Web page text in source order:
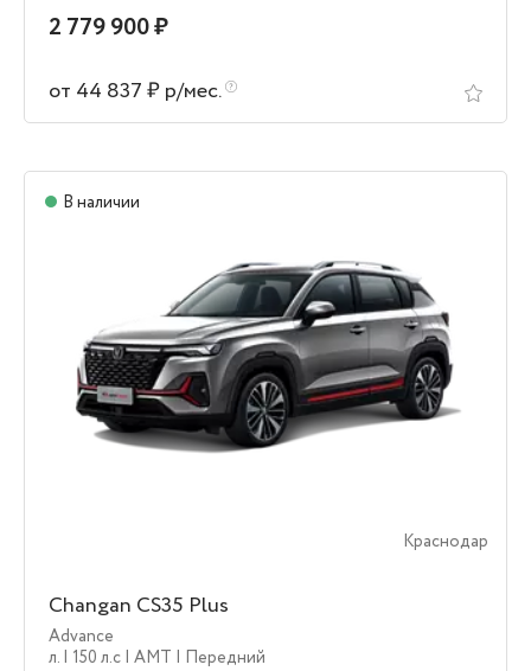
2 779 900 ₽
от 44 837 ₽ р/мес.
В наличии
Краснодар
Changan CS35 Plus
Advance
л. | 150 л.c | AMT | Передний